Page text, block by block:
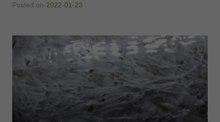
Vonzó megjelenés
MINŐSÉG
Ganoderma lucidum
Katalógusok
Posted on 2022-01-23